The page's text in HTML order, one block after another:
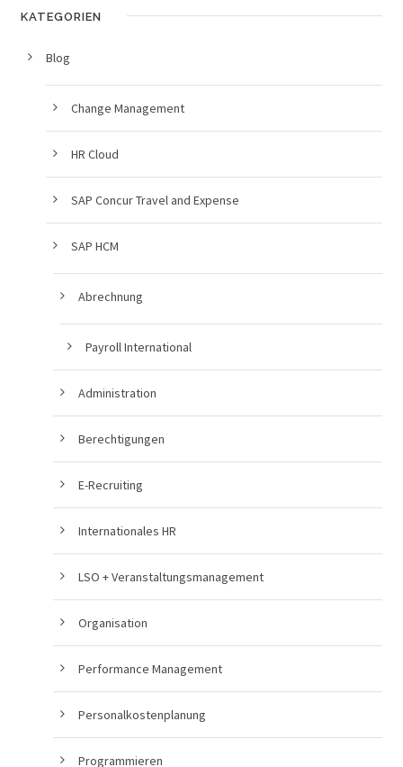
KATEGORIEN
Blog
Change Management
HR Cloud
SAP Concur Travel and Expense
SAP HCM
Abrechnung
Payroll International
Administration
Berechtigungen
E-Recruiting
Internationales HR
LSO + Veranstaltungsmanagement
Organisation
Performance Management
Personalkostenplanung
Programmieren